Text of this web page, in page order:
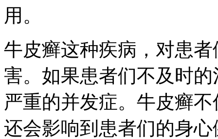
用。
牛皮癣这种疾病，对患
害。如果患者们不及时
严重的并发症。牛皮癣
还会影响到患者们的身